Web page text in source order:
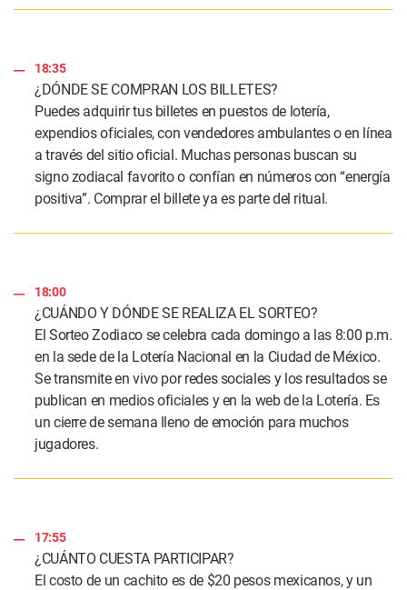
18:35
¿DÓNDE SE COMPRAN LOS BILLETES?
Puedes adquirir tus billetes en puestos de lotería,
expendios oficiales, con vendedores ambulantes o en línea
a través del sitio oficial. Muchas personas buscan su
signo zodiacal favorito o confían en números con “energía
positiva”. Comprar el billete ya es parte del ritual.
18:00
¿CUÁNDO Y DÓNDE SE REALIZA EL SORTEO?
El Sorteo Zodiaco se celebra cada domingo a las 8:00 p.m.
en la sede de la Lotería Nacional en la Ciudad de México.
Se transmite en vivo por redes sociales y los resultados se
publican en medios oficiales y en la web de la Lotería. Es
un cierre de semana lleno de emoción para muchos
jugadores.
17:55
¿CUÁNTO CUESTA PARTICIPAR?
El costo de un cachito es de $20 pesos mexicanos, y un